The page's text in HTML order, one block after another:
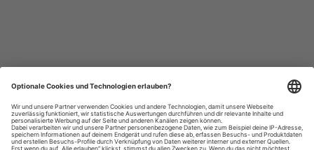
Datenschutzhinweise
Impressum